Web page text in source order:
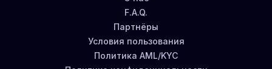
F.A.Q.
Партнёры
Условия пользования
Политика AML/KYC